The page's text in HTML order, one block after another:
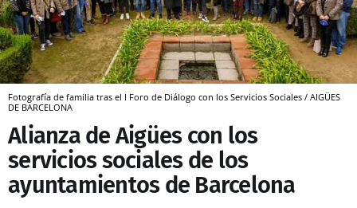
Fotografía de familia tras el I Foro de Diálogo con los Servicios Sociales / AIGÜES
DE BARCELONA
Alianza de Aigües con los
servicios sociales de los
ayuntamientos de Barcelona